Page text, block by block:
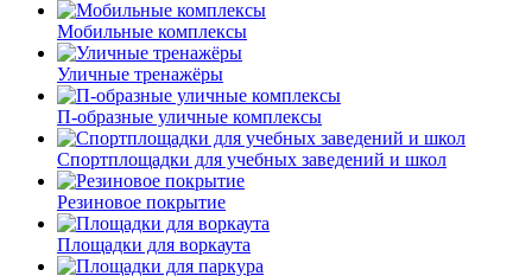
Мобильные комплексы
Уличные тренажёры
П-образные уличные комплексы
Спортплощадки для учебных заведений и школ
Резиновое покрытие
Площадки для воркаута